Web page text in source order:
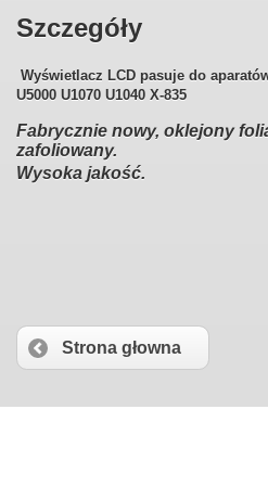
Szczegóły
Wyświetlacz LCD pasuje do
U5000 U1070 U1040 X-835
Fabrycznie nowy, oklejony
zafoliowany.
Wysoka jakość.
Strona głowna